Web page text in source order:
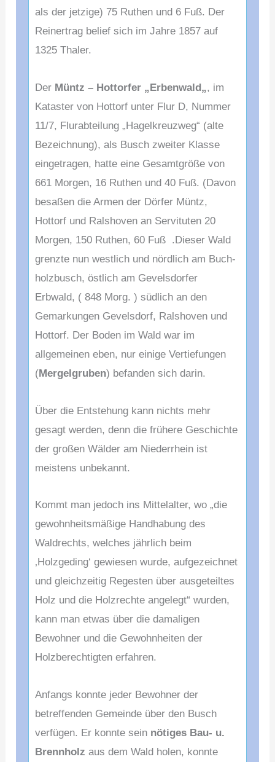
als der jetzige) 75 Ruthen und 6 Fuß. Der
Reinertrag belief sich im Jahre 1857 auf
1325 Thaler.
Der Müntz – Hottorfer „Erbenwald„, im
Kataster von Hottorf unter Flur D, Nummer
11/7, Flurabteilung „Hagelkreuzweg“ (alte
Bezeichnung), als Busch zweiter Klasse
eingetragen, hatte eine Gesamtgröße von
661 Morgen, 16 Ruthen und 40 Fuß. (Davon
besaßen die Armen der Dörfer Müntz,
Hottorf und Ralshoven an Servituten 20
Morgen, 150 Ruthen, 60 Fuß .Dieser Wald
grenzte nun westlich und nördlich am Buch-
holzbusch, östlich am Gevelsdorfer
Erbwald, ( 848 Morg. ) südlich an den
Gemarkungen Gevelsdorf, Ralshoven und
Hottorf. Der Boden im Wald war im
allgemeinen eben, nur einige Vertiefungen
(Mergelgruben) befanden sich darin.
Über die Entstehung kann nichts mehr
gesagt werden, denn die frühere Geschichte
der großen Wälder am Niederrhein ist
meistens unbekannt.
Kommt man jedoch ins Mittelalter, wo „die
gewohnheitsmäßige Handhabung des
Waldrechts, welches jährlich beim
‚ Holzgeding‘ gewiesen wurde, aufgezeichnet
und gleichzeitig Regesten über ausgeteiltes
Holz und die Holzrechte angelegt“ wurden,
kann man etwas über diedamaligen
Bewohner und die Gewohnheiten der
Holzberechtigten erfahren.
Anfangs konnte jeder Bewohner der
betreffenden Gemeinde über den Busch
verfügen. Er konnte sein nötiges Bau- u.
Brennholzaus dem Wald holen, konnte